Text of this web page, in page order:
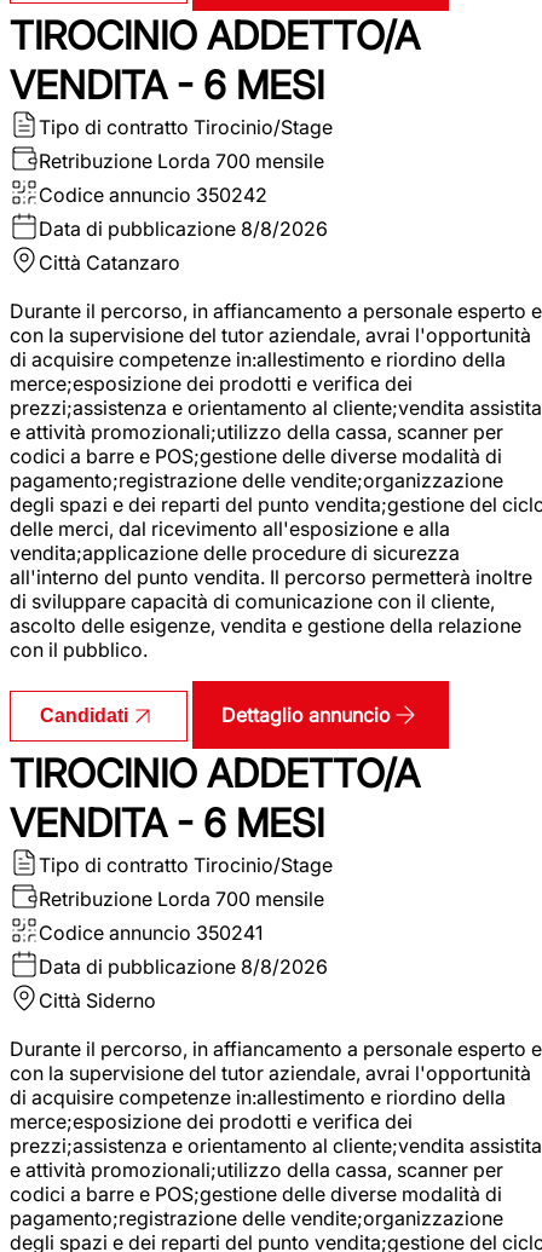
TIROCINIO ADDETTO/A
VENDITA - 6 MESI
Tipo di contratto Tirocinio/Stage
Retribuzione Lorda 700 mensile
Codice annuncio 350242
Data di pubblicazione 8/8/2026
Città Catanzaro
Durante il percorso, in affiancamento a personale esperto e
con la supervisione del tutor aziendale, avrai l'opportunità
di acquisire competenze in:allestimento e riordino della
merce;esposizione dei prodotti e verifica dei
prezzi;assistenza e orientamento al cliente;vendita assistita
e attività promozionali;utilizzo della cassa, scanner per
codici a barre e POS;gestione delle diverse modalità di
pagamento;registrazione delle vendite;organizzazione
degli spazi e dei reparti del punto vendita;gestione del
delle merci, dal ricevimento all'esposizione e alla
vendita;applicazione delle procedure di sicurezza
all'interno del punto vendita. Il percorso permetterà inoltre
di sviluppare capacità di comunicazione con il cliente,
ascolto delle esigenze, vendita e gestione della relazione
con il pubblico.
Candidati Dettaglio annuncio
TIROCINIO ADDETTO/A
VENDITA - 6 MESI
Tipo di contratto Tirocinio/Stage
Retribuzione Lorda 700 mensile
Codice annuncio 350241
Data di pubblicazione 8/8/2026
Città Siderno
Durante il percorso, in affiancamento a personale esperto e
con la supervisione del tutor aziendale, avrai l'opportunità
di acquisire competenze in:allestimento e riordino della
merce;esposizione dei prodotti e verifica dei
prezzi;assistenza e orientamento al cliente;vendita assistita
e attività promozionali;utilizzo della cassa, scanner per
codici a barre e POS;gestione delle diverse modalità di
pagamento;registrazione delle vendite;organizzazione
degli spazi e dei reparti del punto vendita;gestione del